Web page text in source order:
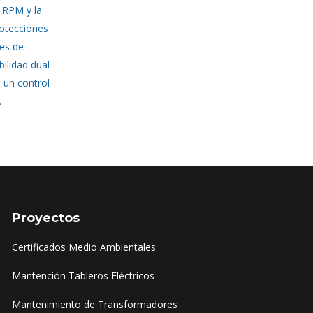
y la
de
dual
un control
Proyectos
Certificados Medio Ambientales
Mantención Tableros Eléctricos
Mantenimiento de Transformadores